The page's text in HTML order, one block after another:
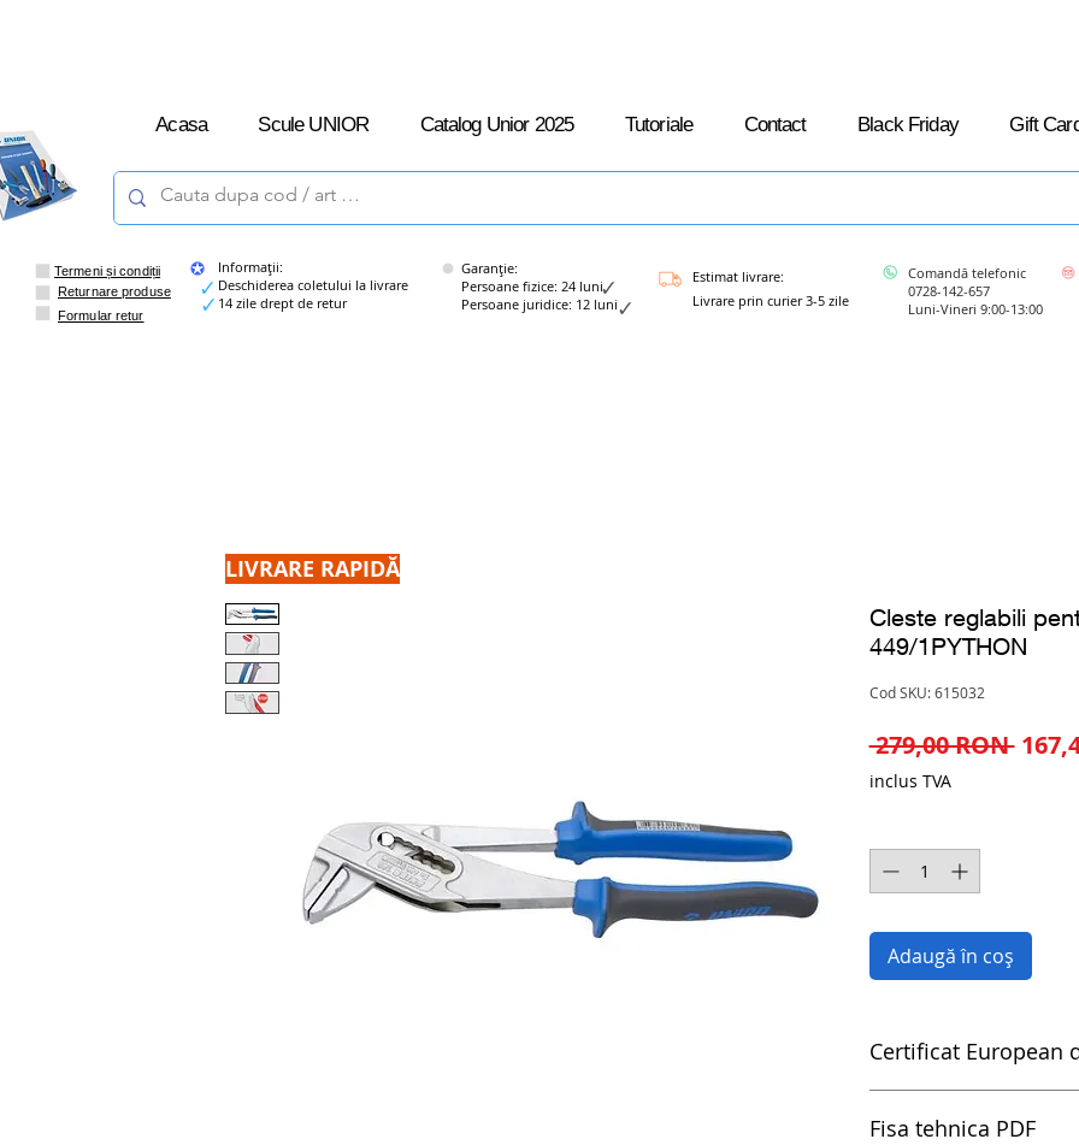
Acasa Scule UNIOR Catalog Unior 2025 Tutoriale Contact Black Friday Gift
Termeni și condiții
Returnare produse
Formular retur
Informații:
Deschiderea coletului la livrare
14 zile drept de retur
Garanție:
Persoane fizice: 24 luni
Persoane juridice: 12 luni
Estimat livrare:
Livrare prin curier 3-5 zile
Comandă telefonic
0728-142-657
Luni-Vineri 9:00-13:00
Cleste reglabili
449/1PYTHON
Cod SKU: 615032
279,00 RON Preț
inclus TVA
Adaugă în coș
Certificat European
Fisa tehnica PDF
LIVRARE RAPIDĂ